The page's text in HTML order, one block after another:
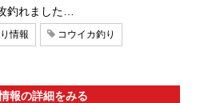
釣れました…
情報 コウイカ釣り
報の詳細をみる